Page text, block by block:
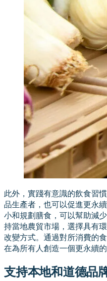
此外，實踐有意識的飲食習
品生產者，也可以促進更永
小和規劃膳食，可以幫助減
持當地農貿市場，選擇具有
改變方式。通過對所消費的
在為所有人創造一個更永續
支持本地和道德品